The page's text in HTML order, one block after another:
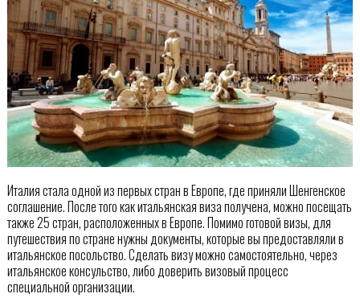
Италия стала одной из первых стран в Европе, где приняли Шенгенское
соглашение. После того как итальянская виза получена, можно посещать
также 25 стран, расположенных в Европе. Помимо готовой визы, для
путешествия по стране нужны документы, которые вы предоставляли в
итальянское посольство. Сделать визу можно самостоятельно, через
итальянское консульство, либо доверить визовый процесс
специальной организации.